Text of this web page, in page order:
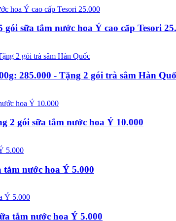
sữa tắm nước hoa Ý cao cấp Tesori
285.000 - Tặng 2 gói trà sâm Hàn
2 gói sữa tắm nước hoa Ý 10.000
tắm nước hoa Ý 5.000
tắm nước hoa Ý 5.000